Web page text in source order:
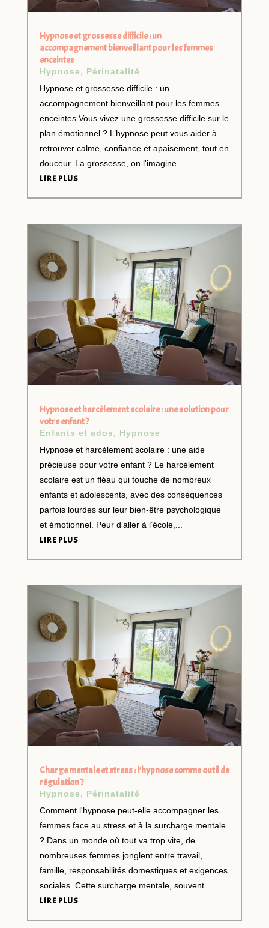
Hypnose et grossesse difficile : un
accompagnement bienveillant pour les femmes
enceintes
Hypnose, Périnatalité
Hypnose et grossesse difficile : un
accompagnement bienveillant pour les femmes
enceintes Vous vivez une grossesse difficile sur le
plan émotionnel ? L’hypnose peut vous aider à
retrouver calme, confiance et apaisement, tout en
douceur. La grossesse, on l'imagine...
LIRE PLUS
Hypnose et harcèlement scolaire : une solution pour
votre enfant ?
Enfants et ados, Hypnose
Hypnose et harcèlement scolaire : une aide
précieuse pour votre enfant ? Le harcèlement
scolaire est un fléau qui touche de nombreux
enfants et adolescents, avec des conséquences
parfois lourdes sur leur bien-être psychologique
et émotionnel. Peur d’aller à l’école,...
LIRE PLUS
Charge mentale et stress : l’hypnose comme outil de
régulation ?
Hypnose, Périnatalité
Comment l'hypnose peut-elle accompagner les
femmes face au stress et à la surcharge mentale
? Dans un monde où tout va trop vite, de
nombreuses femmes jonglent entre travail,
famille, responsabilités domestiques et exigences
sociales. Cette surcharge mentale, souvent...
LIRE PLUS